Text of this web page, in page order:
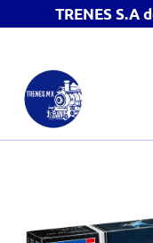
TRENES S.A
contenido